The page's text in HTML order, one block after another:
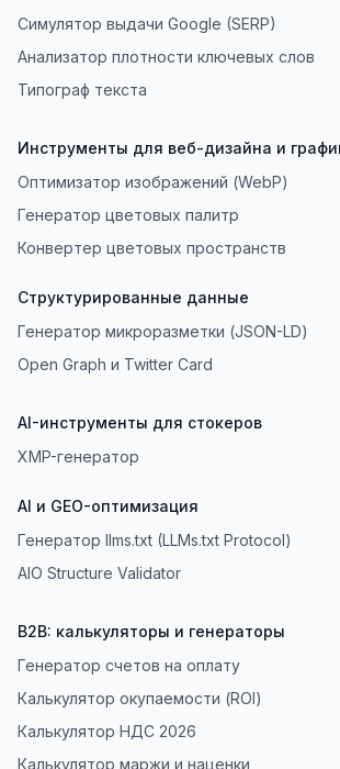
Симулятор выдачи Google (SERP)
Анализатор плотности ключевых слов
Типограф текста
Инструменты для веб-дизайна и
Оптимизатор изображений (WebP)
Генератор цветовых палитр
Конвертер цветовых пространств
Структурированные данные
Генератор микроразметки (JSON-LD)
Open Graph и Twitter Card
AI-инструменты для стокеров
XMP-генератор
AI и GEO-оптимизация
Генератор llms.txt (LLMs.txt Protocol)
AIO Structure Validator
B2B: калькуляторы и генераторы
Генератор счетов на оплату
Калькулятор окупаемости (ROI)
Калькулятор НДС 2026
Калькулятор маржи и наценки